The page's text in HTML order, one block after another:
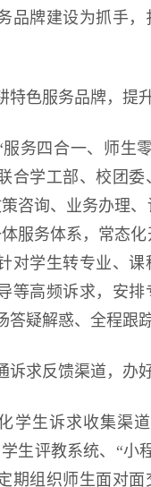
品牌建设为抓手，
特色服务品牌，提
服务四合一、师生
合学工部、校团委
咨询、业务办理
服务体系，常态化
对学生转专业、课
等高频诉求，安排
答疑解惑、全程跟
诉求反馈渠道，办
学生诉求收集渠
生评教系统、“小
期组织师生面对面